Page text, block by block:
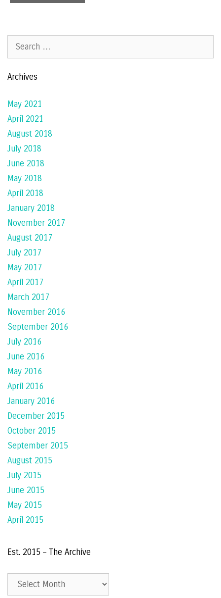
Search
Archives
May 2021
April 2021
August 2018
July 2018
June 2018
May 2018
April 2018
January 2018
November 2017
August 2017
July 2017
May 2017
April 2017
March 2017
November 2016
September 2016
July 2016
June 2016
May 2016
April 2016
January 2016
December 2015
October 2015
September 2015
August 2015
July 2015
June 2015
May 2015
April 2015
Est. 2015 – The Archive
Est.